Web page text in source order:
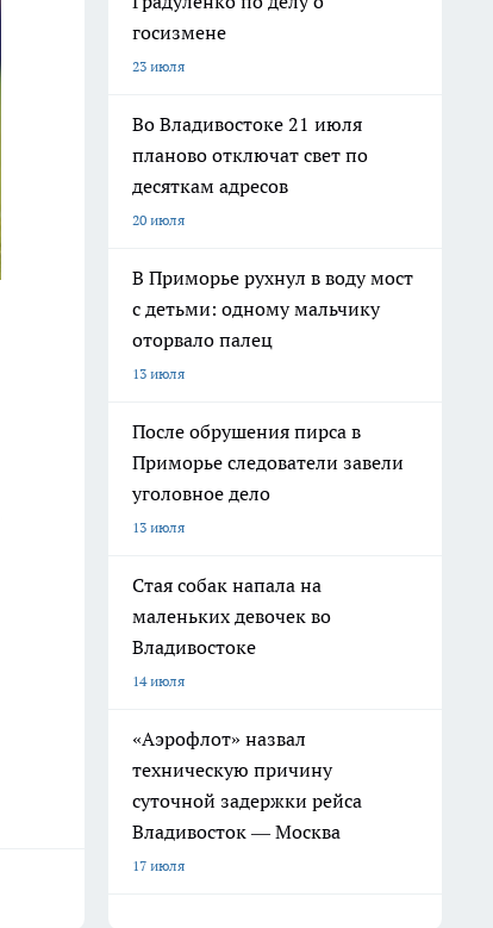
госизмене
23 июля
Во Владивостоке 21 июля
планово отключат свет по
десяткам адресов
20 июля
В Приморье рухнул в воду мост
с детьми: одному мальчику
оторвало палец
13 июля
После обрушения пирса в
Приморье следователи завели
уголовное дело
13 июля
Стая собак напала на
маленьких девочек во
Владивостоке
14 июля
«Аэрофлот» назвал
техническую причину
суточной задержки рейса
Владивосток — Москва
17 июля